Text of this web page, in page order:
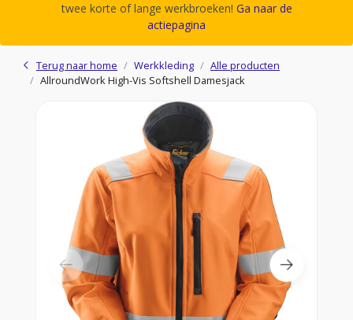
twee korte of lange werkbroeken! Ga naar de
actiepagina
Terug naar home Werkkleding
Alle producten
AllroundWork High-Vis Softshell Damesjack